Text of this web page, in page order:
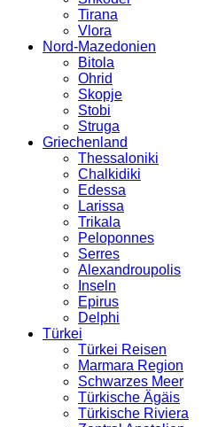
Tirana
Vlora
Nord-Mazedonien
Bitola
Ohrid
Skopje
Stobi
Struga
Griechenland
Thessaloniki
Chalkidiki
Edessa
Larissa
Trikala
Peloponnes
Serres
Alexandroupolis
Inseln
Epirus
Delphi
Türkei
Türkei Reisen
Marmara Region
Schwarzes Meer
Türkische Ägäis
Türkische Riviera